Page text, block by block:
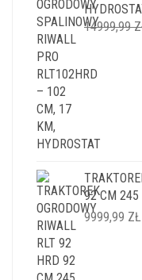
14999,99
92 CM 245
9999,99 ZŁ